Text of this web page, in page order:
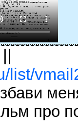
||
list/
про